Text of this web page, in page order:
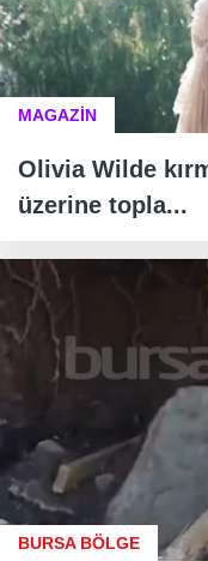
MAGAZİN
Olivia Wilde
üzerine topla...
BURSA BÖLGE